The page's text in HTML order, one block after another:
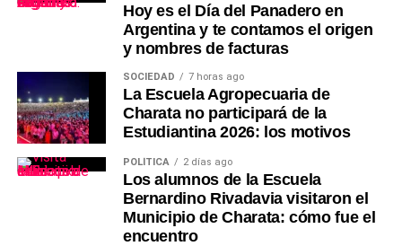
Hoy es el Día del Panadero en
Argentina y te contamos el origen
y nombres de facturas
SOCIEDAD 7 horas ago
La Escuela Agropecuaria de
Charata no participará de la
Estudiantina 2026: los motivos
POLÍTICA 2 días ago
Los alumnos de la Escuela
Bernardino Rivadavia visitaron el
Municipio de Charata: cómo fue el
encuentro